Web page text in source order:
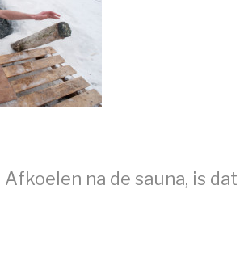
Afkoelen na de sauna, is